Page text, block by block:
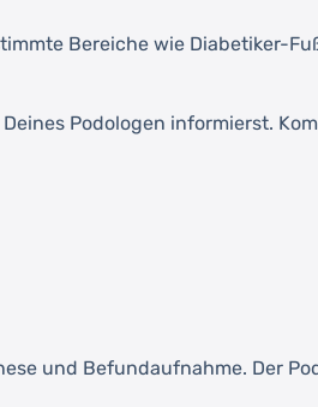
Bereiche wie Diabetiker-
Podologen informierst.
und Befundaufnahme. Der